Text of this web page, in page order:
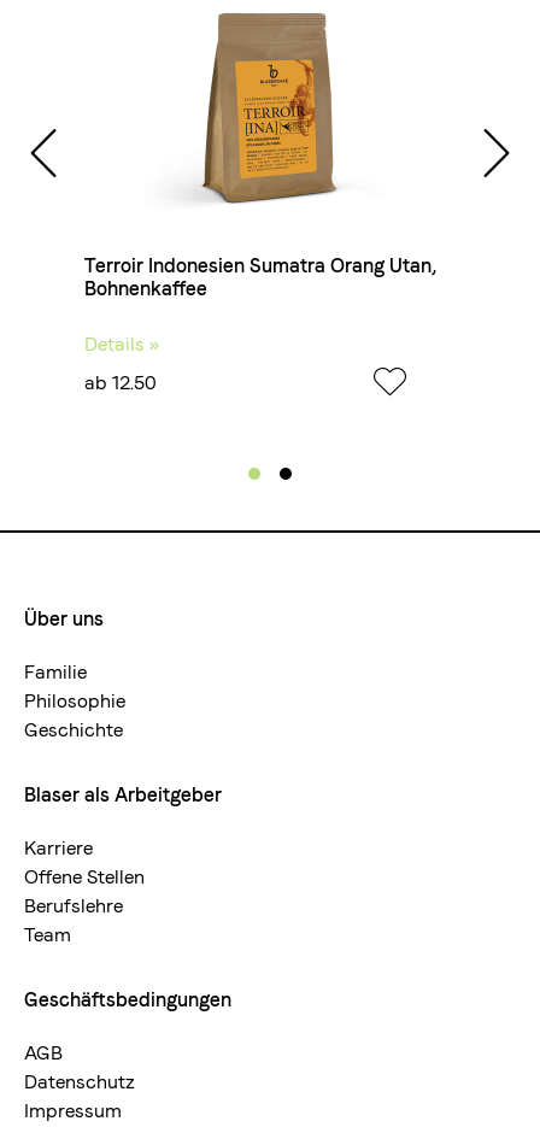
Arten
Terroir Indonesien Sumatra Orang Utan,
Bohnenkaffee
Details »
ab 12.50
Footermenue-
neu
Über uns
Familie
Philosophie
Geschichte
Blaser als Arbeitgeber
Karriere
Offene Stellen
Berufslehre
Team
Geschäftsbedingungen
AGB
Datenschutz
Impressum